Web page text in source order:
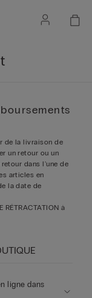
de la livraison de
un retour ou un
dans l'une de
articles en
la date de
à
ligne dans